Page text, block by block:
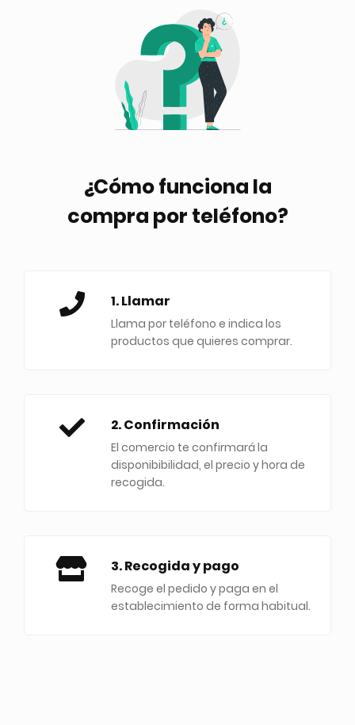
¿Cómo funciona la
compra por teléfono?
1. Llamar
Llama por teléfono e indica los
productos que quieres comprar.
2. Confirmación
El comercio te confirmará la
disponibibilidad, el precio y hora de
recogida.
3. Recogida y pago
Recoge el pedido y paga en el
establecimiento de forma habitual.